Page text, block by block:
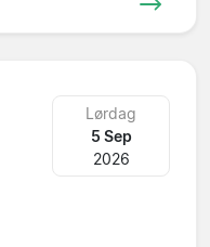
Lørdag
5 Sep
2026